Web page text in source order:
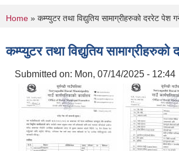
You are here
Home » कम्प्युटर तथा विद्युतिय सामाग्रीहरुको दररेट पेश
कम्प्युटर तथा विद्युतिय
Submitted on: Mon, 07/14/2025 - 12:44